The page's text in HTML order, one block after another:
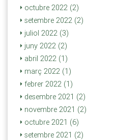
octubre 2022 (2)
setembre 2022 (2)
juliol 2022 (3)
juny 2022 (2)
abril 2022 (1)
març 2022 (1)
febrer 2022 (1)
desembre 2021 (2)
novembre 2021 (2)
octubre 2021 (6)
setembre 2021 (2)